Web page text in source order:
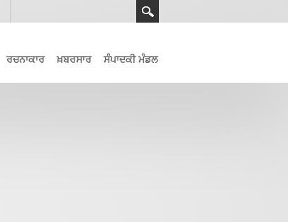
ਰਚਨਾਕਾਰ ਖ਼ਬਰਸਾਰ ਸੰਪਾਦਕੀ ਮੰਡਲ